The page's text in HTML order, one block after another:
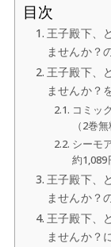
目次
王子殿下、
ませんか？
王子殿下、
ませんか？
コミッ
（2巻
シーモ
約1,089
王子殿下、
ませんか？
王子殿下、
ませんか？